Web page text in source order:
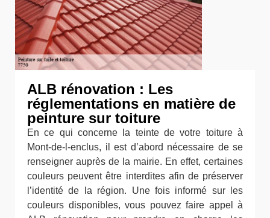
ALB rénovation : Les
réglementations en matière de
peinture sur toiture
En ce qui concerne la teinte de votre toiture à
Mont-de-l-enclus, il est d’abord nécessaire de se
renseigner auprès de la mairie. En effet, certaines
couleurs peuvent être interdites afin de préserver
l’identité de la région. Une fois informé sur les
couleurs disponibles, vous pouvez faire appel à